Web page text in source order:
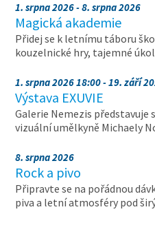
1. srpna 2026 - 8. srpna 2026
Magická akademie
Přidej se k letnímu táboru
kouzelnické hry, tajemné
1. srpna 2026 18:00 - 19. září
Výstava EXUVIE
Galerie Nemezis představuje
vizuální umělkyně Michaely
8. srpna 2026
Rock a pivo
Připravte se na pořádnou
piva a letní atmosféry pod